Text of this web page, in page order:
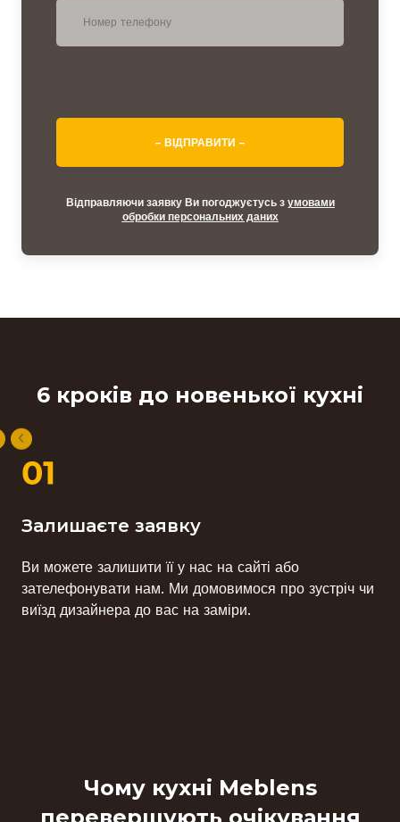
– ВІДПРАВИТИ –
Відправляючи заявку Ви погоджуєтусь з умовами
обробки персональних даних
6 кроків до новенької кухні
Залишаєте заявку
Ви можете залишити її у нас на сайті або
зателефонувати нам. Ми домовимося про зустріч чи
виїзд дизайнера до вас на заміри.
Чому кухні Meblens